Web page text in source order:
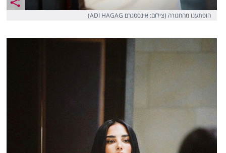
הופתענו מהחגורה (צילום: אינסטגרם ADI HAGAG)